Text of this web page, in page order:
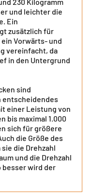
und leichter die
Ein
zusätzlich für
Vorwärts- und
vereinfacht, da
in den Untergrund
sind
entscheidendes
einer Leistung von
bis maximal 1.000
sich für größere
die Größe des
die Drehzahl
und die Drehzahl
besser wird der